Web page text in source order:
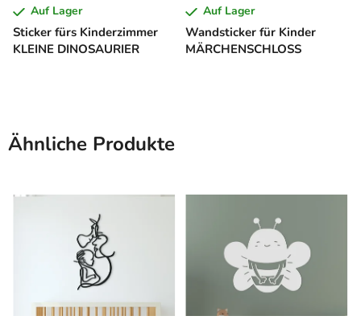
Sticker fürs Kinderzimmer
KLEINE DINOSAURIER
Auf Lager
Wandsticker für Kinder
MÄRCHENSCHLOSS
Auf Lager
Ähnliche Produkte